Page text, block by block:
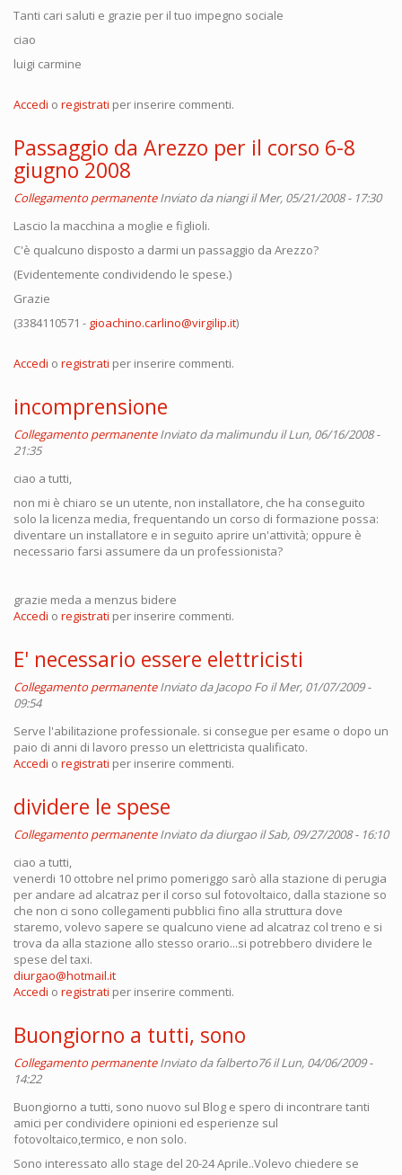
Tanti cari saluti e grazie per il tuo impegno sociale
ciao
luigi carmine
Accedi o registrati per inserire commenti.
Passaggio da Arezzo per il corso 6-8
giugno 2008
Collegamento permanente Inviato daniangiil Mer, 05/21/2008 - 17:30
Lascio la macchina a moglie e figlioli.
C'è qualcuno disposto a darmi un passaggio da Arezzo?
(Evidentemente condividendo le spese.)
Grazie
(3384110571 - gioachino.carlino@virgilip.it)
Accedi o registrati per inserire commenti.
incomprensione
Collegamento permanente Inviato damalimunduil Lun, 06/16/2008 -
21:35
ciao a tutti,
non mi è chiaro se un utente, non installatore, che ha conseguito
solo la licenza media, frequentando un corso di formazione possa:
diventare un installatore e in seguito aprire un'attività; oppure è
necessario farsi assumere da un professionista?
grazie meda a menzus bidere
Accedi o registrati per inserire commenti.
E' necessario essere elettricisti
Collegamento permanente Inviato daJacopo Fo il Mer, 01/07/2009 -
09:54
Serve l'abilitazione professionale. si consegue per esame o dopo un
paio di anni di lavoro presso un elettricista qualificato.
Accedi o registrati per inserire commenti.
dividere le spese
Collegamento permanente Inviato dadiurgao il Sab, 09/27/2008 - 16:10
ciao a tutti,
venerdi 10 ottobre nel primo pomeriggo sarò alla stazione di perugia
per andare ad alcatraz per il corso sul fotovoltaico, dalla stazione so
che non ci sono collegamenti pubblici fino alla struttura dove
staremo, volevo sapere se qualcuno viene ad alcatraz col treno e si
trova da alla stazione allo stesso orario...si potrebbero dividere le
spese del taxi.
diurgao@hotmail.it
Accedi o registrati per inserire commenti.
Buongiorno a tutti, sono
Collegamento permanente Inviato dafalberto76il Lun, 04/06/2009 -
14:22
Buongiorno a tutti, sono nuovo sul Blog e spero di incontrare tanti
amici per condividere opinioni ed esperienze sul
fotovoltaico,termico, e non solo.
Sono interessato allo stage del 20-24 Aprile..Volevo chiedere se